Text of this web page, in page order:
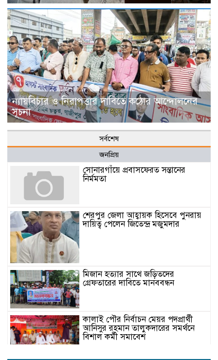
ন্যায়বিচার ও নিরাপত্তার দাবিতে কঠোর আন্দোলনের
সূচনা
সর্বশেষ
জনপ্রিয়
সোনারগাঁয়ে প্রবাসফেরত সন্তানের
নির্মমতা
শেরপুর জেলা আহ্বায়ক হিসেবে পুনরায়
দায়িত্ব পেলেন জিতেন্দ্র মজুমদার
মিজান হত্যার সাথে জড়িতদের
গ্রেফতারের দাবিতে মানববন্ধন
কালাই পৌর নির্বাচন মেয়র পদপ্রার্থী
আনিসুর রহমান তালুকদারের সমর্থনে
বিশাল কর্মী সমাবেশ